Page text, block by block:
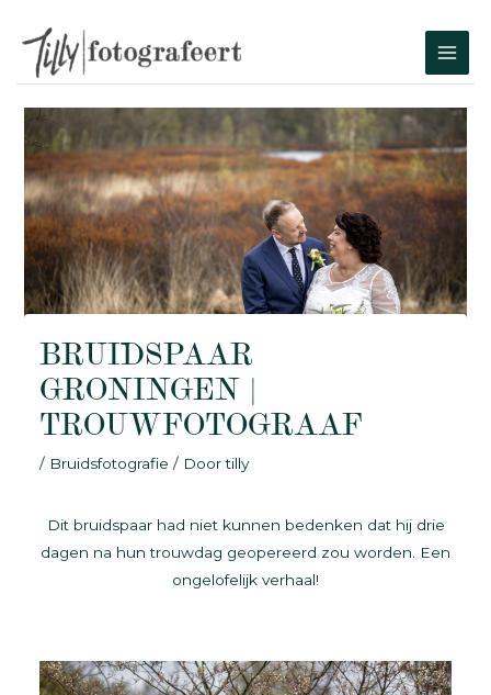
Ga
naar
de
inhoud
BRUIDSPAAR
GRONINGEN |
TROUWFOTOGRAAF
/ Bruidsfotografie / Doortilly
Dit bruidspaar had niet kunnen bedenken dat hij drie
dagen na hun trouwdag geopereerd zou worden. Een
ongelofelijk verhaal!